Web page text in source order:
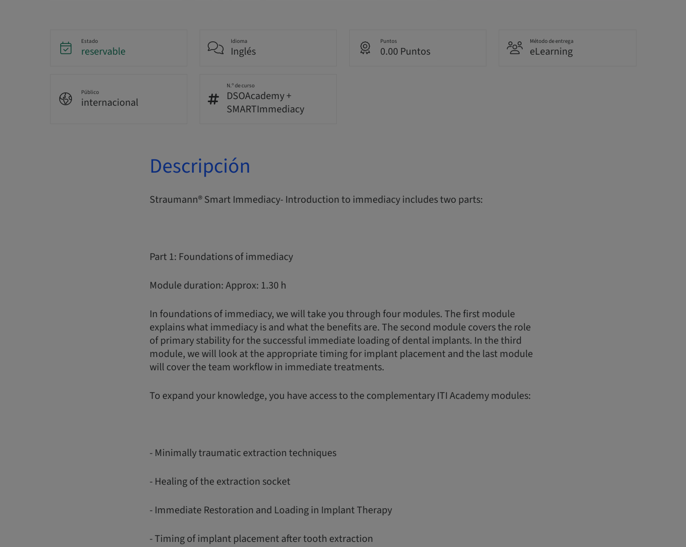
Estado
reservable
Idioma
Inglés
Puntos
0.00 Puntos
Método de entrega
eLearning
Público
internacional
N.º de curso
DSOAcademy +
SMARTImmediacy
Descripción
Straumann® Smart Immediacy- Introduction to immediacy includes two parts:
Part 1: Foundations of immediacy
Module duration: Approx: 1.30 h
In foundations of immediacy, we will take you through four modules. The first module
explains what immediacy is and what the benefits are. The second module covers the role
of primary stability for the successful immediate loading of dental implants. In the third
module, we will look at the appropriate timing for implant placement and the last module
will cover the team workflow in immediate treatments.
To expand your knowledge, you have access to the complementary ITI Academy modules:
- Minimally traumatic extraction techniques
- Healing of the extraction socket
- Immediate Restoration and Loading in Implant Therapy
- Timing of implant placement after tooth extraction